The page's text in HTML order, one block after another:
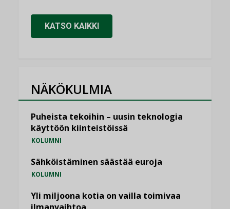
KATSO KAIKKI
NÄKÖKULMIA
Puheista tekoihin – uusin teknologia
käyttöön kiinteistöissä
KOLUMNI
Sähköistäminen säästää euroja
KOLUMNI
Yli miljoona kotia on vailla toimivaa